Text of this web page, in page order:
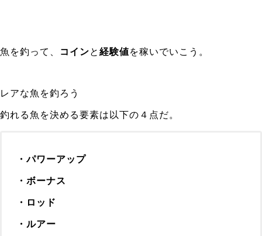
魚を釣って、 コインと 経験値を稼いでいこう。
レアな魚を釣ろう
釣れる魚を決める要素は以下の４点だ。
・パワーアップ
・ボーナス
・ロッド
・ルアー